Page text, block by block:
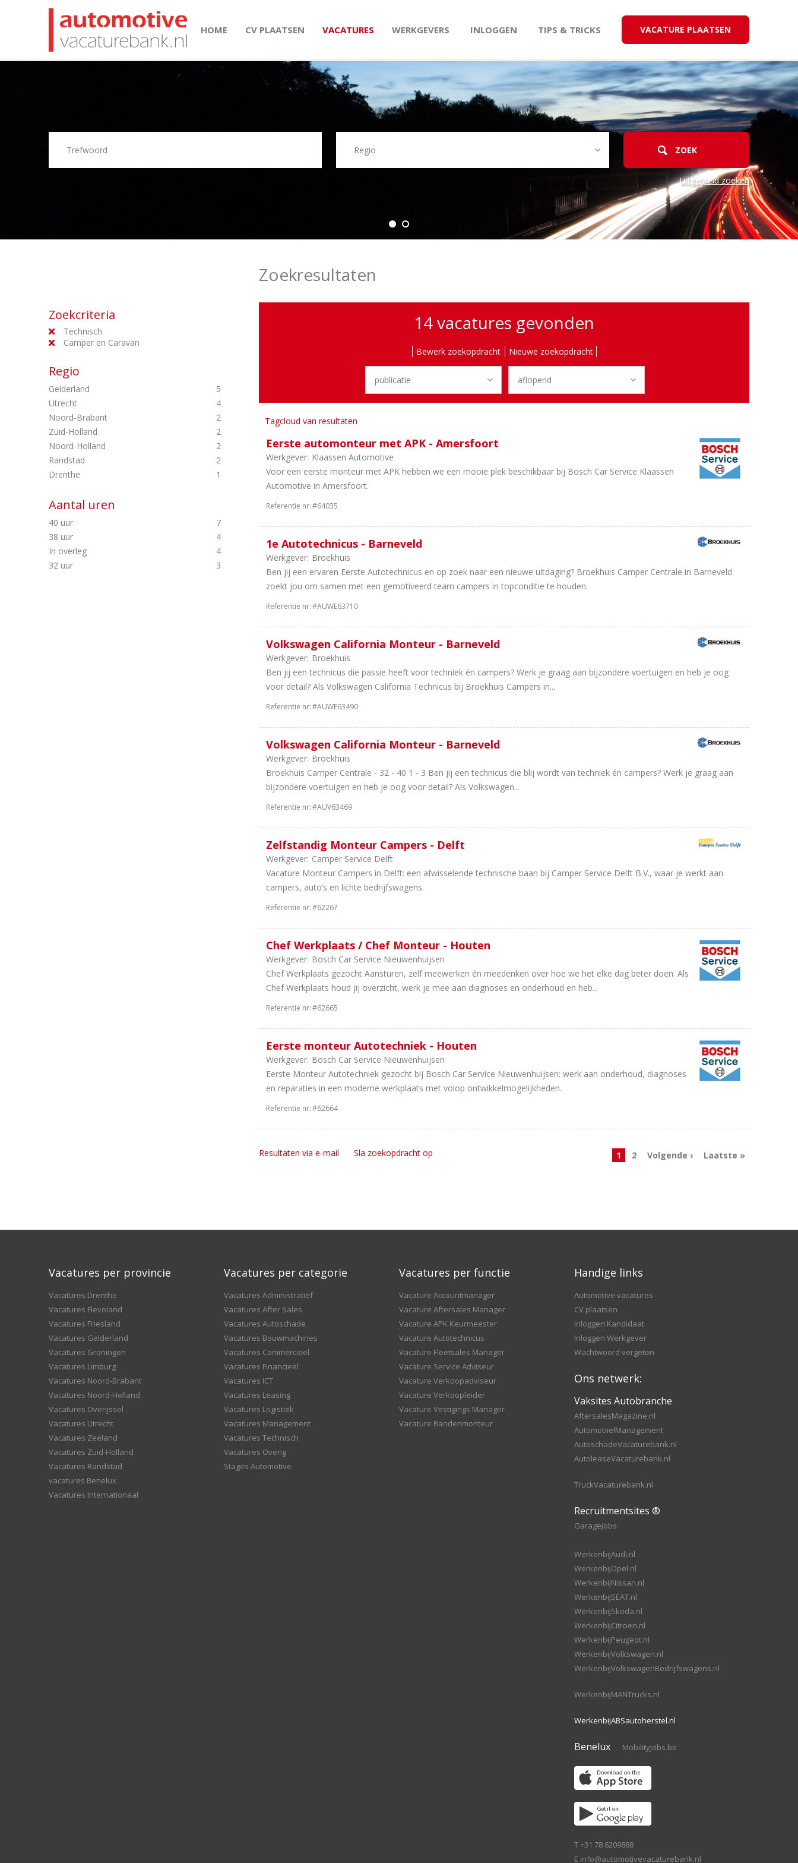
HOME CV PLAATSEN VACATURES WERKGEVERS INLOGGEN TIPS & TRICKS VACATURE PLAATSEN
Uitgebreid zoeken
Zoekcriteria
Technisch
Camper en Caravan
Regio
Gelderland
5
Utrecht
4
Noord-Brabant
2
Zuid-Holland
2
Noord-Holland
2
Randstad
2
Drenthe
1
Aantal uren
40 uur
7
38 uur
4
In overleg
4
32 uur
3
Zoekresultaten
14 vacatures gevonden
Bewerk zoekopdracht Nieuwe zoekopdracht
Tagcloud van resultaten
Eerste automonteur met APK - Amersfoort
Werkgever: Klaassen Automotive
Voor een eerste monteur met APK hebben we een mooie plek beschikbaar bij Bosch Car Service Klaassen
Automotive in Amersfoort.
Referentie nr:#64035
1e Autotechnicus - Barneveld
Werkgever: Broekhuis
Ben jij een ervaren Eerste Autotechnicus en op zoek naar een nieuwe uitdaging? Broekhuis Camper Centrale in Barneveld
zoekt jou om samen met een gemotiveerd team campers in topconditie te houden.
Referentie nr:#AUWE63710
Volkswagen California Monteur - Barneveld
Werkgever: Broekhuis
Ben jij een technicus die passie heeft voor techniek én campers? Werk je graag aan bijzondere voertuigen en heb je oog
voor detail? Als Volkswagen California Technicus bij Broekhuis Campers in...
Referentie nr:#AUWE63490
Volkswagen California Monteur - Barneveld
Werkgever: Broekhuis
Broekhuis Camper Centrale - 32 - 40 1 - 3 Ben jij een technicus die blij wordt van techniek én campers? Werk je graag aan
bijzondere voertuigen en heb je oog voor detail? Als Volkswagen...
Referentie nr:#AUV63469
Zelfstandig Monteur Campers - Delft
Werkgever: Camper Service Delft
Vacature Monteur Campers in Delft: een afwisselende technische baan bij Camper Service Delft B.V., waar je werkt aan
campers, auto’s en lichte bedrijfswagens.
Referentie nr:#62267
Chef Werkplaats / Chef Monteur - Houten
Werkgever: Bosch Car Service Nieuwenhuijsen
Chef Werkplaats gezocht Aansturen, zelf meewerken én meedenken over hoe we het elke dag beter doen. Als
Chef Werkplaats houd jij overzicht, werk je mee aan diagnoses en onderhoud en heb...
Referentie nr:#62665
Eerste monteur Autotechniek - Houten
Werkgever: Bosch Car Service Nieuwenhuijsen
Eerste Monteur Autotechniek gezocht bij Bosch Car Service Nieuwenhuijsen: werk aan onderhoud, diagnoses
en reparaties in een moderne werkplaats met volop ontwikkelmogelijkheden.
Referentie nr:#62664
1 2 Volgende › Laatste »
Resultaten via e-mail Sla zoekopdracht op
Vacatures per provincie
Vacatures Drenthe
Vacatures Flevoland
Vacatures Friesland
Vacatures Gelderland
Vacatures Groningen
Vacatures Limburg
Vacatures Noord-Brabant
Vacatures Noord-Holland
Vacatures Overijssel
Vacatures Utrecht
Vacatures Zeeland
Vacatures Zuid-Holland
Vacatures Randstad
vacatures Benelux
Vacatures Internationaal
Vacatures per categorie
Vacatures Administratief
Vacatures After Sales
Vacatures Autoschade
Vacatures Bouwmachines
Vacatures Commercieel
Vacatures Financieel
Vacatures ICT
Vacatures Leasing
Vacatures Logistiek
Vacatures Management
Vacatures Technisch
Vacatures Overig
Stages Automotive
Vacatures per functie
Vacature Accountmanager
Vacature Aftersales Manager
Vacature APK Keurmeester
Vacature Autotechnicus
Vacature Fleetsales Manager
Vacature Service Adviseur
Vacature Verkoopadviseur
Vacature Verkoopleider
Vacature Vestigings Manager
Vacature Bandenmonteur
Handige links
Automotive vacatures
CV plaatsen
Inloggen Kandidaat
Inloggen Werkgever
Wachtwoord vergeten
Ons netwerk:
Vaksites Autobranche
AftersalesMagazine.nl
AutomobielManagement
AutoschadeVacaturebank.nl
AutoleaseVacaturebank.nl
TruckVacaturebank.nl
Recruitmentsites ®
Garagejobs
WerkenbijAudi.nl
WerkenbijOpel.nl
WerkenbijNissan.nl
WerkenbijSEAT.nl
WerkenbijSkoda.nl
WerkenbijCitroen.nl
WerkenbijPeugeot.nl
WerkenbijVolkswagen.nl
WerkenbijVolkswagenBedrijfswagens.nl
WerkenbijMANTrucks.nl
WerkenbijABSautoherstel.nl
Benelux MobilityJobs.be
T +31 78 6209888
E info@automotivevacaturebank.nl